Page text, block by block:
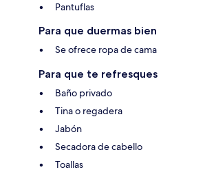
Pantuflas
Para que duermas bien
Se ofrece ropa de cama
Para que te refresques
Baño privado
Tina o regadera
Jabón
Secadora de cabello
Toallas